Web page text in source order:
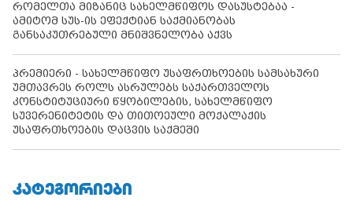
რომელთა მიზანიც სახელმწიფოს დასუსტებაა -
ამიტომ სუს-ის ეფექტიან საქმიანობას
განსაკუთრებული მნიშვნელობა აქვს
პრემიერი - სახელმწიფო უსაფრთხოების სამსახური
უმთავრეს როლს ასრულებს საქართველოს
კონსტიტუციური წყობილების, სახელმწიფო
სუვერენიტეტის და თითოეული მოქალაქის
უსაფრთხოების დაცვის საქმეში
ᲙᲐᲢᲔᲒᲝᲠᲘᲔᲑᲘ